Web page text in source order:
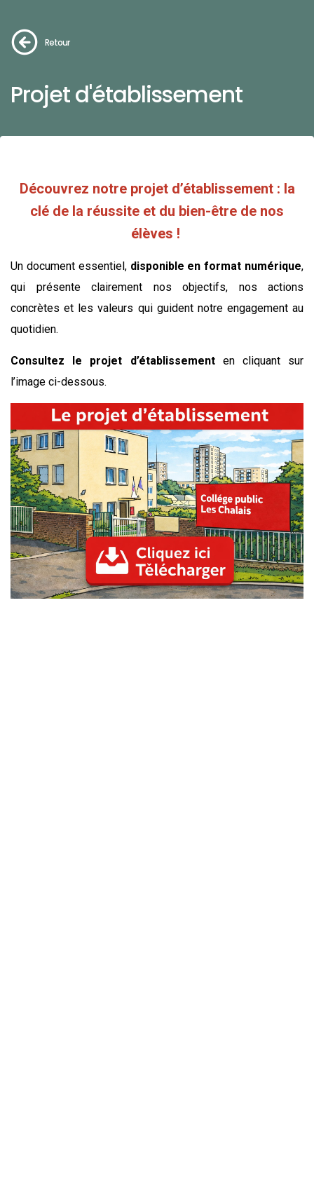
Retour
Projet d'établissement
Découvrez notre projet d’établissement : la
clé de la réussite et du bien-être de nos
élèves !
Un document essentiel, disponible en format numérique,
qui présente clairement nos objectifs, nos actions
concrètes et les valeurs qui guident notre engagement au
quotidien.
Consultez le projet d’établissementen cliquant sur
l’image ci-dessous.